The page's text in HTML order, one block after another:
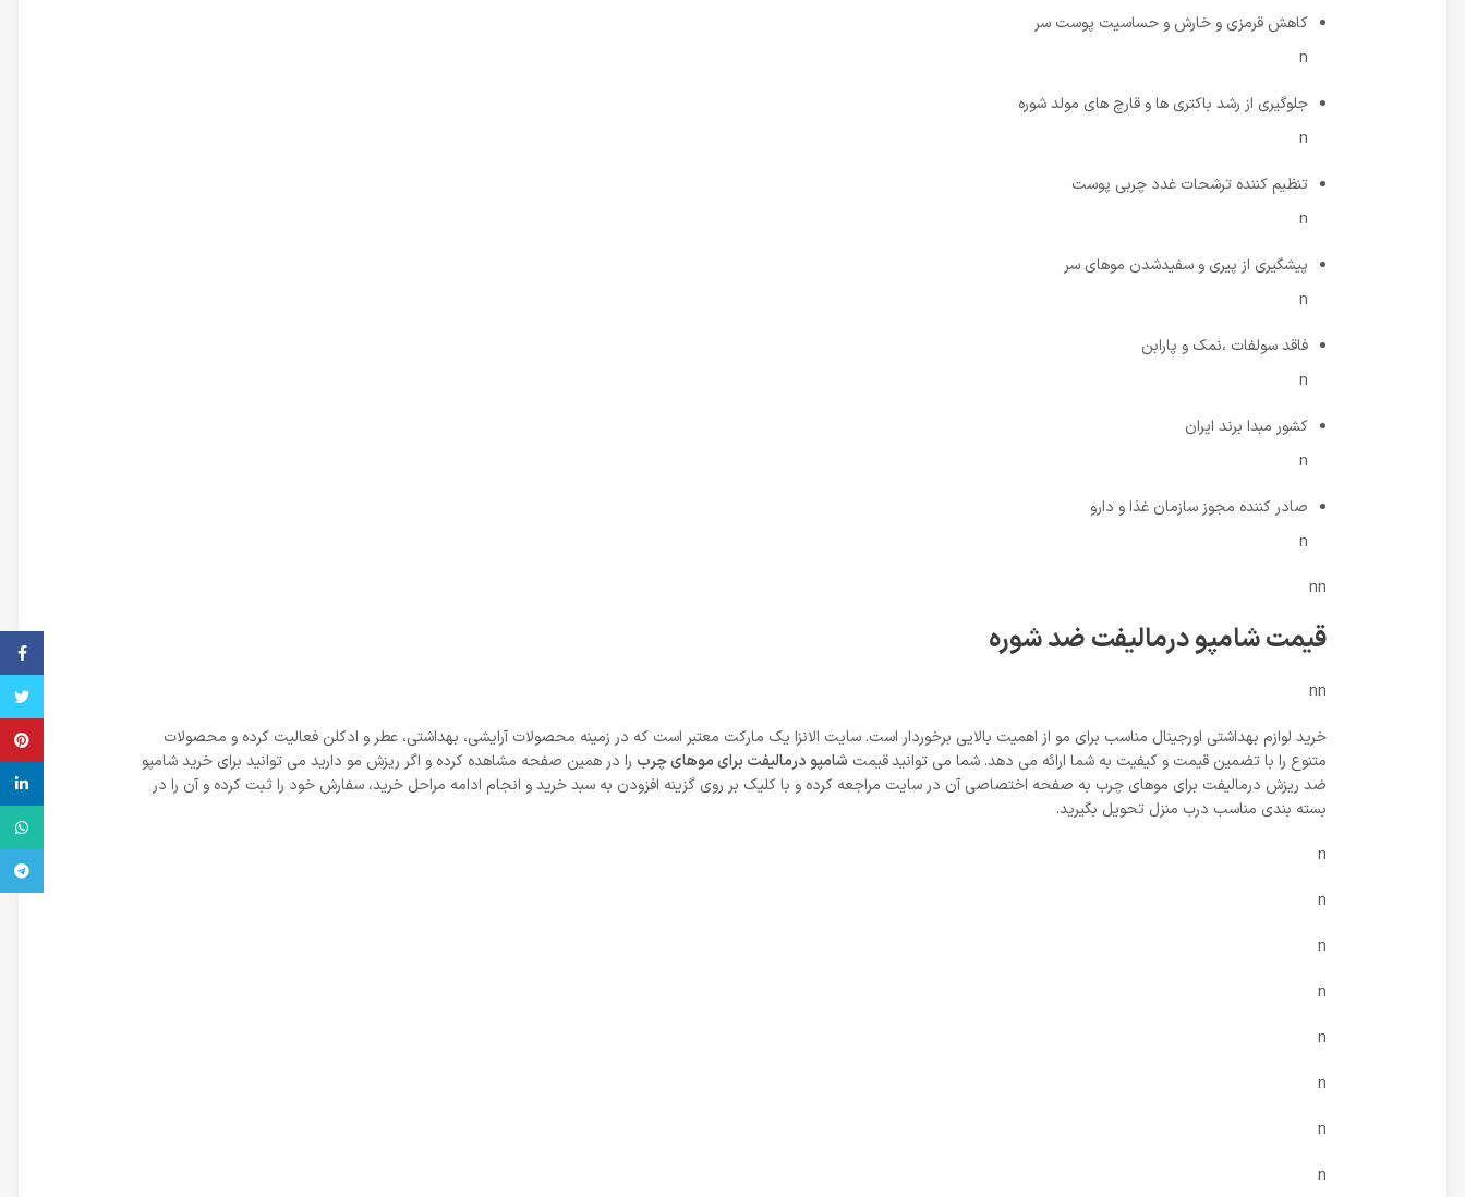
کاهش قرمزی و خارش و حساسیت پوست سر
n
جلوگیری از رشد باکتری ها و قارچ های مولد شوره
n
تنظیم کننده ترشحات غدد چربی پوست
n
پیشگیری از پیری و سفیدشدن موهای سر
n
فاقد سولفات ،نمک و پارابن
n
کشور مبدا برند ایران
n
صادر کننده مجوز سازمان غذا و دارو
n
nn
قیمت شامپو درمالیفت ضد شوره
nn
خرید لوازم بهداشتی اورجینال مناسب برای مو از اهمیت بالایی برخوردار است. سایت الانزا یک مارکت معتبر است که در زمینه محصولات آرایشی، بهداشتی، عطر و ادکلن فعالیت کرده و محصولات
متنوع را با تضمین قیمت و کیفیت به شما ارائه می دهد. شما می توانیدقیمت شامپو درمالیفت برای موهای چرب را در همین صفحه مشاهده کرده و اگر ریزش مو دارید می توانید برای خرید شامپو
ضد ریزش درمالیفت برای موهای چرب به صفحه اختصاصی آن در سایت مراجعه کرده و با کلیک بر روی گزینه افزودن به سبد خرید و انجام ادامه مراحل خرید، سفارش خود را ثبت کرده و آن را در
بسته بندی مناسب درب منزل تحویل بگیرید.
n
n
n
n
n
n
n
n
فیس
تویتر
واتس
تلگرام